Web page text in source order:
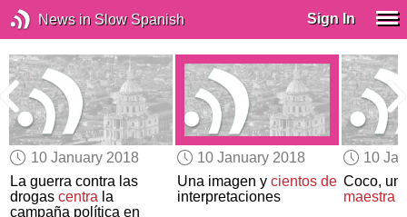
News in Slow Spanish Sign In
10 January 2018
La guerra contra las
drogascentra la
campaña política en
10 January 2018
Una imagen y cientos de
interpretaciones
10
Coco,
maestra